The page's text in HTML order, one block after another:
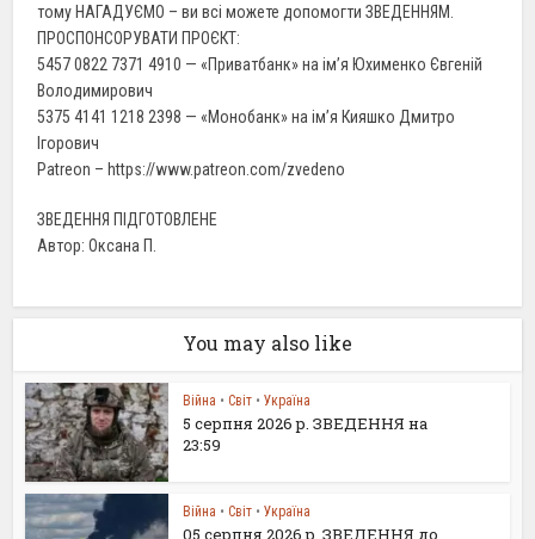
тому НАГАДУЄМО – ви всі можете допомогти ЗВЕДЕННЯМ.
ПРОСПОНСОРУВАТИ ПРОЄКТ:
5457 0822 7371 4910 — «Приватбанк» на ім’я Юхименко Євгеній
Володимирович
5375 4141 1218 2398 — «Монобанк» на ім’я Кияшко Дмитро
Ігорович
Patreon – https://www.patreon.com/zvedeno
ЗВЕДЕННЯ ПІДГОТОВЛЕНЕ
Автор: Оксана П.
You may also like
Війна • Світ • Україна
5 серпня 2026 р. ЗВЕДЕННЯ на
23:59
Війна • Світ • Україна
05 серпня 2026 р. ЗВЕДЕННЯ до